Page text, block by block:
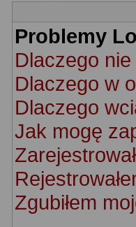
Problemy
Dlaczego
Dlaczego w
Dlaczego
Jak mogę
Zgubiłem